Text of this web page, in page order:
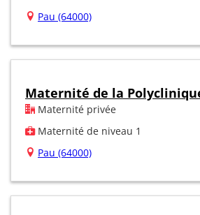
Pau (64000)
Maternité de la
Maternité privée
Maternité de niveau 1
Pau (64000)